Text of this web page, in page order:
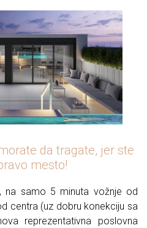
da tragate, jer ste
mesto!
na samo 5 minuta vožnje od
centra (uz dobru konekciju sa
reprezentativna poslovna